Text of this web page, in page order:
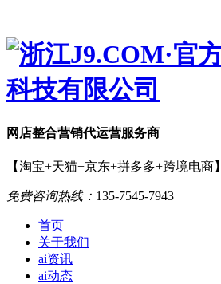
网店整合营销代运营服务商
【淘宝+天猫+京东+拼多多+跨境电商】
免费咨询热线： 135-7545-7943
首页
关于我们
ai资讯
ai动态